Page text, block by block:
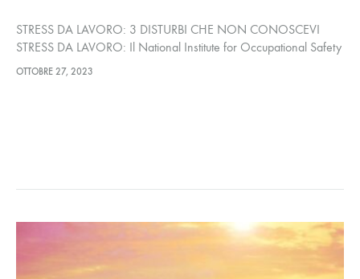
STRESS DA LAVORO: 3 DISTURBI CHE NON CONOSCEVI
STRESS DA LAVORO: Il National Institute for Occupational Safety
and Health (NIOSH) definisce il lavoro da stress correlato come
OTTOBRE 27, 2023